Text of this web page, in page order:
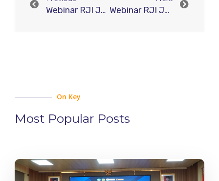
Webinar RJI Jateng Seri 06: Setting 5 Setup & Masthed OJS 2
Webinar RJI Jateng Seri 08: Manajemen Penerbitan OJS 3
On Key
Most Popular Posts